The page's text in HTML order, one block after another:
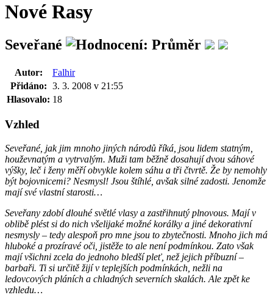
Nové Rasy
Seveřané
Autor:
Falhir
Přidáno: 3. 3. 2008 v 21:55
Hlasovalo: 18
Vzhled
Seveřané, jak jim mnoho jiných národů říká, jsou lidem statným,
houževnatým a vytrvalým. Muži tam běžně dosahují dvou sáhové
výšky, leč i ženy měří obvykle kolem sáhu a tři čtvrtě. Že by nemohly
být bojovnicemi? Nesmysl! Jsou štíhlé, avšak silné zadosti. Jenomže
mají své vlastní starosti…
Seveřany zdobí dlouhé světlé vlasy a zastřihnutý plnovous. Mají v
oblibě plést si do nich všelijaké možné korálky a jiné dekorativní
nesmysly – tedy alespoň pro mne jsou to zbytečnosti. Mnoho jich má
hluboké a prozíravé oči, jistěže to ale není podmínkou. Zato však
mají všichni zcela do jednoho bledší pleť, než jejich příbuzní –
barbaři. Ti si určitě žijí v teplejších podmínkách, nežli na
ledovcových pláních a chladných severních skalách. Ale zpět ke
vzhledu…